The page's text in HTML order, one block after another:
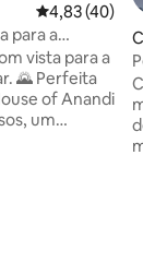
4,83 de uma
4,83 (40)
para a
vista para a
of Anandi
um